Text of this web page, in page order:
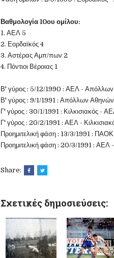
Βαθμολογία 10ου ομίλου:
1. ΑΕΛ 5
2. Εορδαϊκός 4
3. Αστέρας Αμπ/πων 2
4. Πόντιοι Βέροιας 1
Β' γύρος : 5/12/1990 : ΑΕΛ -
Β' γύρος : 9/1/1991 : Απόλλων
Γ' γύρος : 30/1/1991 : Κιλκισιακός -
Γ' γύρος : 20/2/1991 : ΑΕΛ -
Προημιτελική φάση : 13/3/1991 :
Προημιτελική φάση : 20/3/1991 :
Share:
Σχετικές δημοσιεύσεις: